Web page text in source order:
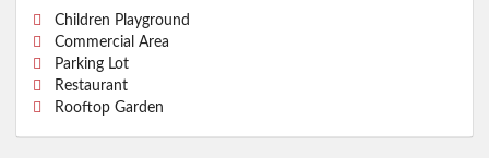
Children Playground
Commercial Area
Parking Lot
Restaurant
Rooftop Garden